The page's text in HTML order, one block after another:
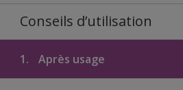
Conseils d’utilisation
1. Après usage